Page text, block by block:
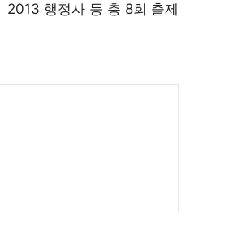
2013 행정사 등 총 8회 출제